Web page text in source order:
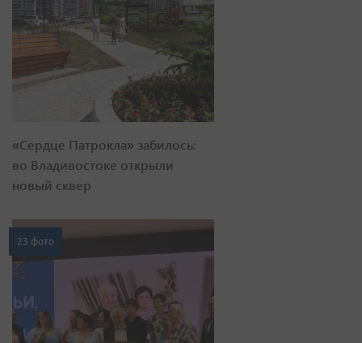
«Сердце Патрокла» забилось:
во Владивостоке открыли
новый сквер
23 фото